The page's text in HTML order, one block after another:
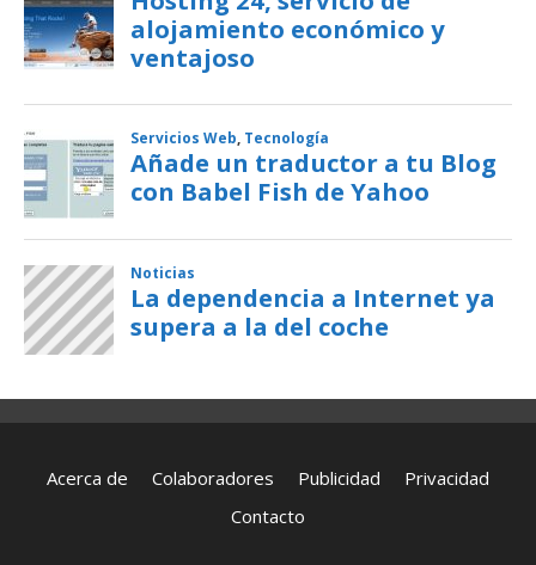
Acerca de Colaboradores Publicidad
Privacidad
Contacto